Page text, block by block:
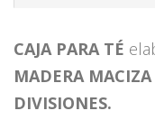
CAJA PARA TÉ
MADERA MACIZA
DIVISIONES.